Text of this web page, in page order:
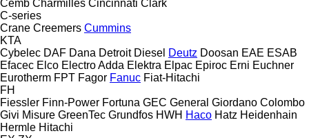
Cemb Charmilles Cincinnati Clark
C-series
Crane Creemers Cummins
KTA
Cybelec DAF Dana Detroit Diesel Deutz Doosan EAE ESAB
Efacec Elco Electro Adda Elektra Elpac Epiroc Erni Euchner
Eurotherm FPT Fagor Fanuc Fiat-Hitachi
FH
Fiessler Finn-Power Fortuna GEC General Giordano Colombo
Givi Misure GreenTec Grundfos HWH Haco Hatz Heidenhain
Hermle Hitachi